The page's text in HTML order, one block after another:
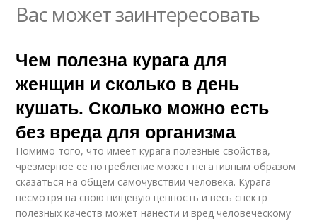
Вас может заинтересовать
Чем полезна курага для
женщин и сколько в день
кушать. Сколько можно есть
без вреда для организма
Помимо того, что имеет курага полезные свойства,
чрезмерное ее потребление может негативным образом
сказаться на общем самочувствии человека. Курага
несмотря на свою пищевую ценность и весь спектр
полезных качеств может нанести и вред человеческому